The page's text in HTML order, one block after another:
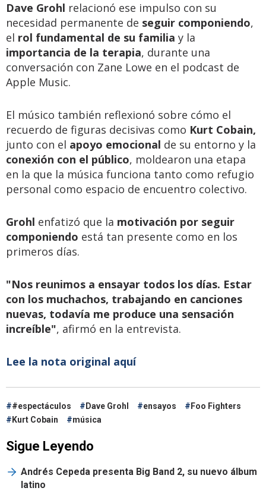
Dave Grohl relacionó ese impulso con su
necesidad permanente de seguir componiendo,
el rol fundamental de su familia y la
importancia de la terapia, durante una
conversación con Zane Lowe en el podcast de
Apple Music.
El músico también reflexionó sobre cómo el
recuerdo de figuras decisivas como Kurt Cobain,
junto con el apoyo emocional de su entorno y la
conexión con el público, moldearon una etapa
en la que la música funciona tanto como refugio
personal como espacio de encuentro colectivo.
Grohl enfatizó que la motivación por seguir
componiendo está tan presente como en los
primeros días.
"Nos reunimos a ensayar todos los días. Estar
con los muchachos, trabajando en canciones
nuevas, todavía me produce una sensación
increíble", afirmó en la entrevista.
Lee la nota original aquí
#espectáculos Dave Grohl ensayos
Foo Fighters
Kurt Cobain
música
Sigue Leyendo
Andrés Cepeda presenta Big Band 2, su nuevo álbum
latino